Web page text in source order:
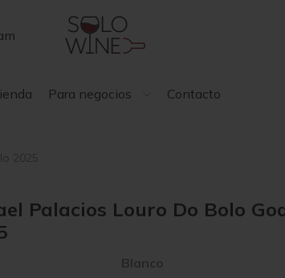
Para negocios Contacto
2025
Palacios Louro Do Bolo
Blanco